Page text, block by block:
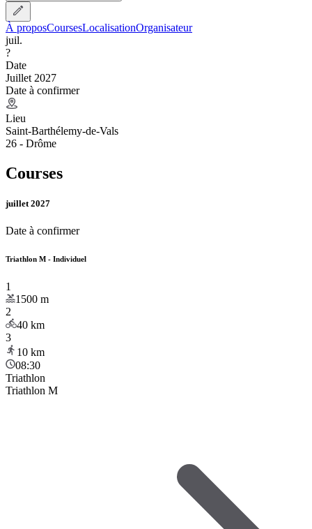
À proposCoursesLocalisationOrganisateur
juil.
?
Date
Juillet 2027
Date à confirmer
Lieu
Saint-Barthélemy-de-Vals
26 - Drôme
Courses
juillet 2027
Date à confirmer
Triathlon M - Individuel
1
1500 m
2
40 km
3
10 km
08:30
Triathlon
Triathlon M